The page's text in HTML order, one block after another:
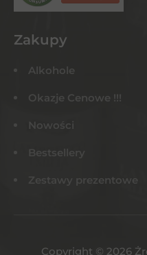
Zakupy
Alkohole
Okazje Cenowe !!!
Nowości
Bestsellery
Zestawy prezentowe
Copyright © 2026